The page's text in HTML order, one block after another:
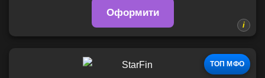
Оформити
ТОП МФО